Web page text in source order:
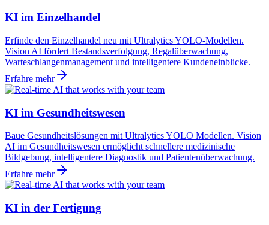
KI im Einzelhandel
Erfinde den Einzelhandel neu mit Ultralytics YOLO-Modellen.
Vision AI fördert Bestandsverfolgung, Regalüberwachung,
Warteschlangenmanagement und intelligentere Kundeneinblicke.
Erfahre mehr
KI im Gesundheitswesen
Baue Gesundheitslösungen mit Ultralytics YOLO Modellen. Vision
AI im Gesundheitswesen ermöglicht schnellere medizinische
Bildgebung, intelligentere Diagnostik und Patientenüberwachung.
Erfahre mehr
KI in der Fertigung